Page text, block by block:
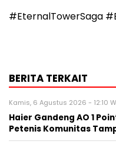
#EternalTowerSaga
BERITA TERKAIT
Kamis, 6 Agustus 2026 - 12:10
Haier Gandeng AO 1
Petenis Komunitas